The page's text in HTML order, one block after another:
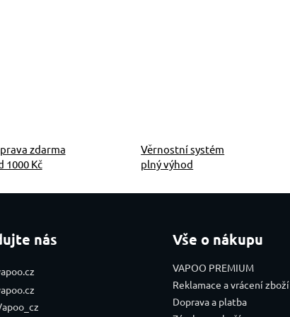
zdarma
1000 Kč
Věrnostní systém
plný výhod
nás Vše o nákupu
VAPOO PREMIUM
Reklamace a vrácení zboží
Doprava a platba